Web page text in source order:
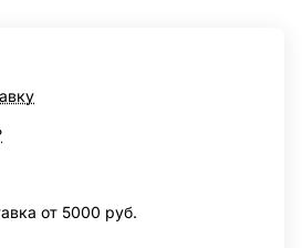
от 5000 руб.